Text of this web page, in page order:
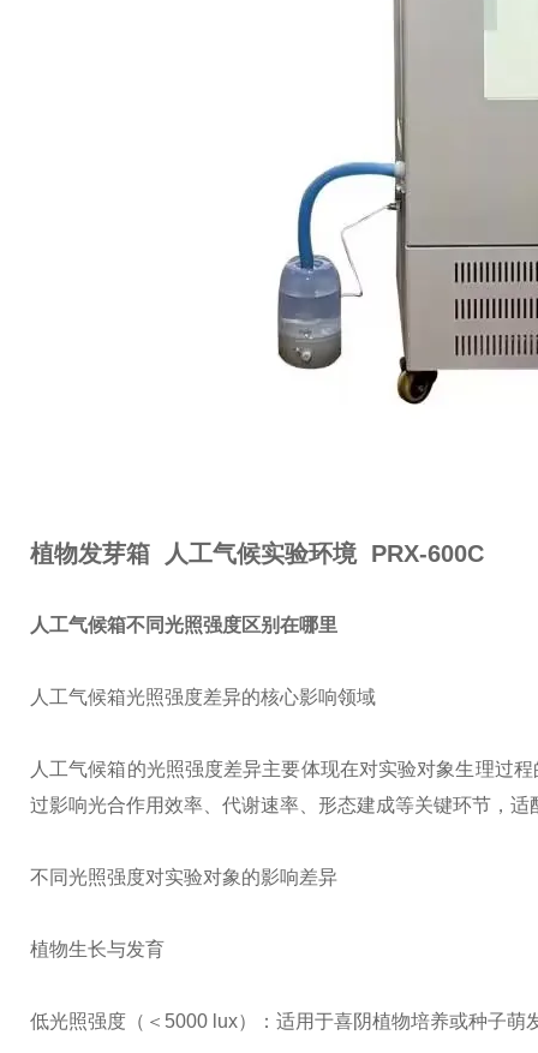
植物发芽箱 人工气候实验环境 PRX-600C
人工气候箱不同光照强度区别在哪里
人工气候箱光照强度差异的核心影响领域
人工气候箱的光照强度差异主要体现在对实验对象生理过
过影响光合作用效率、代谢速率、形态建成等关键环节，适
不同光照强度对实验对象的影响差异
植物生长与发育
低光照强度（＜5000 lux）：适用于喜阴植物培养或种子